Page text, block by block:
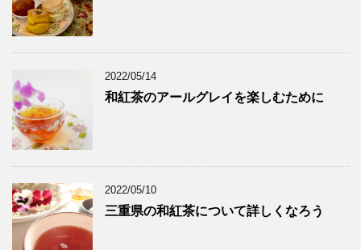
2022/05/14
和紅茶のアールグレイを楽しむために
2022/05/10
三重県の和紅茶について詳しくなろう